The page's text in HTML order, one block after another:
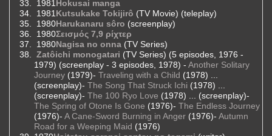
1981 Hokusai manga
1981 Kutsukake Tokijirô (TV Movie) (teleplay)
1980Harukanaru sôro (screenplay)
1980Σεισμός 7,9 ρίχτερ
1980Nagisa no onna (TV Series)
Zatôichi monogatari (TV Series) (5 episodes, 1976 -
1979) (screenplay - 3 episodes, 1978) - Another Solitary
Journey (1979)- Traveling with a Child (1978) ...
(screenplay)- The Song That Struck Ichi (1978) ...
(screenplay)- The 100 Ryo Love (1978) ... (screenplay)-
The Spring of Otone Is Gone (1976)- The Endless Journey
(1976)- A Cane-Sword Burning in Anger (1976)- Autumn
Road for a Weeping Maid (1976)